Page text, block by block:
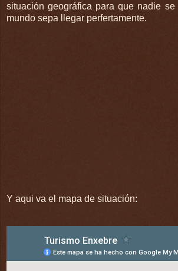
situación geográfica para que nadie
mundo sepa llegar perfertamente.
Y aqui va el mapa de situación: